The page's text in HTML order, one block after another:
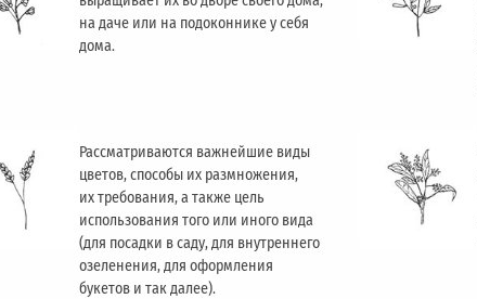
на даче или на подоконнике у себя
дома.
Рассматриваются важнейшие виды
цветов, способы их размножения,
их требования, а также цель
использования того или иного вида
(для посадки в саду, для внутреннего
озеленения, для оформления
букетов и так далее).